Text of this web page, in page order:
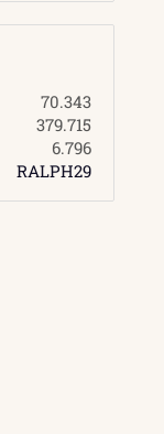
70.343
379.715
6.796
RALPH29